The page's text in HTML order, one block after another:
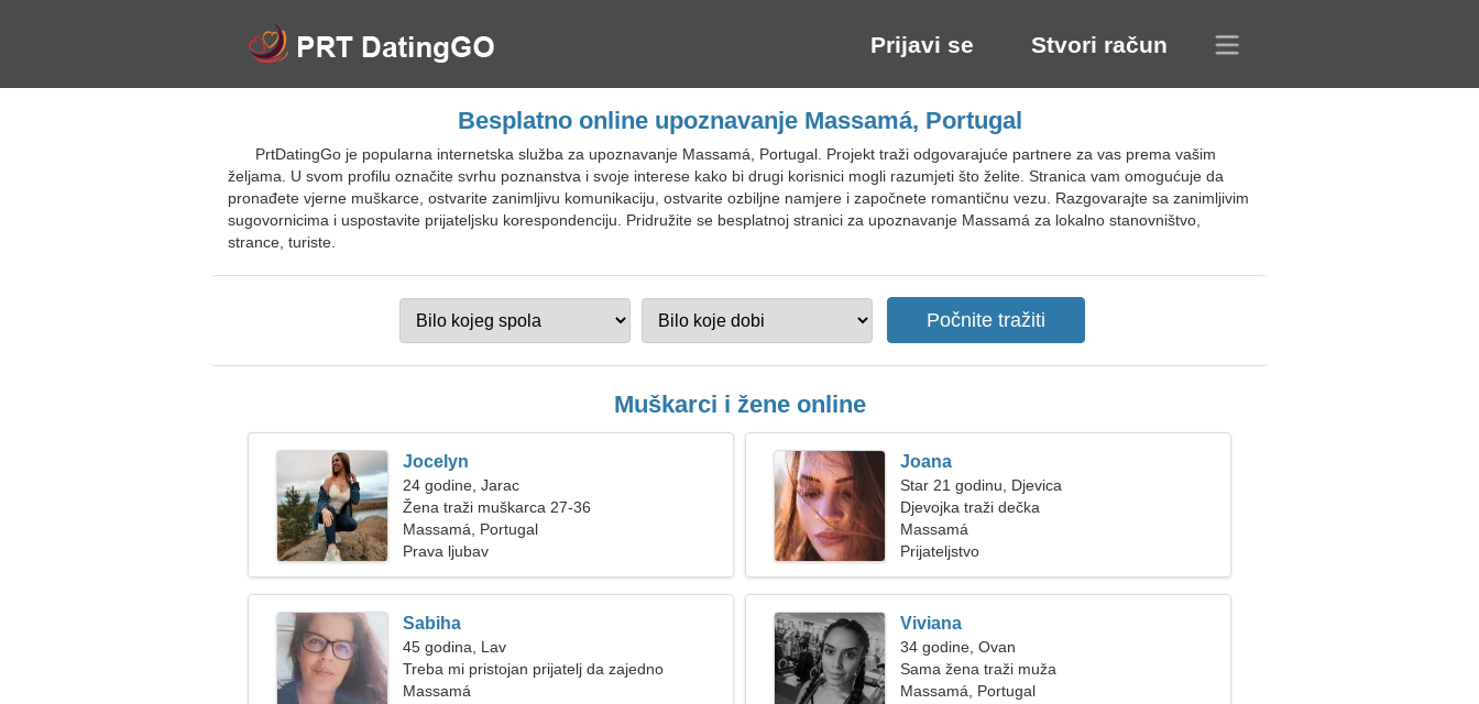
Prijavi se Stvori račun
Besplatno online upoznavanje Massamá, Portugal
PrtDatingGo je popularna internetska služba za upoznavanje Massamá, Portugal. Projekt traži odgovarajuće partnere za vas prema vašim
željama. U svom profilu označite svrhu poznanstva i svoje interese kako bi drugi korisnici mogli razumjeti što želite. Stranica vam omogućuje da
pronađete vjerne muškarce, ostvarite zanimljivu komunikaciju, ostvarite ozbiljne namjere i započnete romantičnu vezu. Razgovarajte sa zanimljivim
sugovornicima i uspostavite prijateljsku korespondenciju. Pridružite se besplatnoj stranici za upoznavanje Massamá za lokalno stanovništvo,
strance, turiste.
Muškarci i žene online
Jocelyn
24 godine, Jarac
Žena traži muškarca 27-36
Massamá, Portugal
Prava ljubav
Joana
Star 21 godinu, Djevica
Djevojka traži dečka
Massamá
Prijateljstvo
Sabiha
45 godina, Lav
Treba mi pristojan prijatelj da zajedno
plešemo
Massamá
Viviana
34 godine, Ovan
Sama žena traži muža
Massamá, Portugal